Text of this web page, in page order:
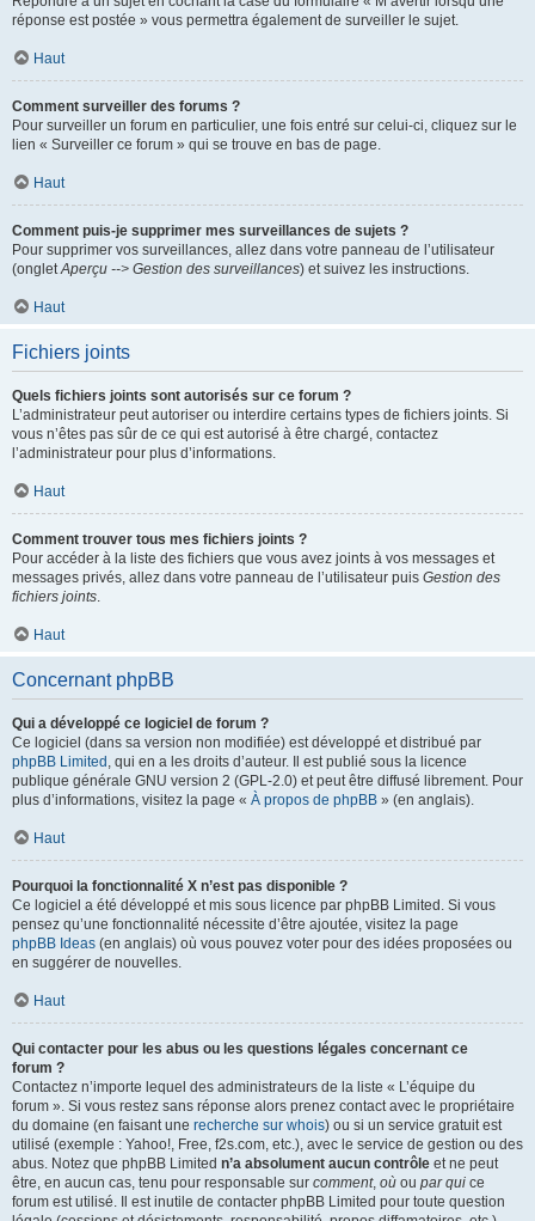
réponse est postée » vous permettra également de surveiller le sujet.
Haut
Comment surveiller des forums ?
Pour surveiller un forum en particulier, une fois entré sur celui-ci, cliquez sur le
lien « Surveiller ce forum » qui se trouve en bas de page.
Haut
Comment puis-je supprimer mes surveillances de sujets ?
Pour supprimer vos surveillances, allez dans votre panneau de l’utilisateur
(ongletAperçu --> Gestion des surveillances) et suivez les instructions.
Haut
Fichiers joints
Quels fichiers joints sont autorisés sur ce forum ?
L’administrateur peut autoriser ou interdire certains types de fichiers joints. Si
vous n’êtes pas sûr de ce qui est autorisé à être chargé, contactez
l’administrateur pour plus d’informations.
Haut
Comment trouver tous mes fichiers joints ?
Pour accéder à la liste des fichiers que vous avez joints à vos messages et
messages privés, allez dans votre panneau de l’utilisateur puis Gestion des
fichiers joints.
Haut
Concernant phpBB
Qui a développé ce logiciel de forum ?
Ce logiciel (dans sa version non modifiée) est développé et distribué par
phpBB Limited , qui en a les droits d’auteur. Il est publié sous la licence
publique générale GNU version 2 (GPL-2.0) et peut être diffusé librement. Pour
plus d’informations, visitez la page « À propos de phpBB » (en anglais).
Haut
Pourquoi la fonctionnalité X n’est pas disponible ?
Ce logiciel a été développé et mis sous licence par phpBB Limited. Si vous
pensez qu’une fonctionnalité nécessite d’être ajoutée, visitez la page
phpBB Ideas (en anglais) où vous pouvez voter pour des idées proposées ou
en suggérer de nouvelles.
Haut
Qui contacter pour les abus ou les questions légales concernant ce
forum ?
Contactez n’importe lequel des administrateurs de la liste « L’équipe du
forum ». Si vous restez sans réponse alors prenez contact avec le propriétaire
du domaine (en faisant une recherche sur whois) ou si un service gratuit est
utilisé (exemple : Yahoo!, Free, f2s.com, etc.), avec le service de gestion ou des
abus. Notez que phpBB Limited n’a absolument aucun contrôle et ne peut
être, en aucun cas, tenu pour responsable sur comment, où ou par qui ce
forum est utilisé. Il est inutile de contacter phpBB Limited pour toute question